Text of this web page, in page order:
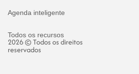
Agenda inteligente
Todos os recursos
2026 © Todos os direitos
reservados